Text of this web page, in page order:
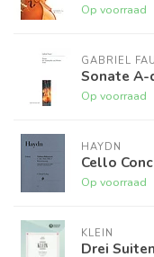
Op voorraad
GABRIEL
Sonate A-
Op voorraad
HAYDN
Cello
Op voorraad
KLEIN
Drei Suiten